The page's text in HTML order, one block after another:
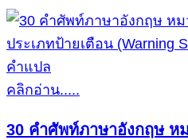
คลิกอ่าน.....
30 คำศัพท์ภาษาอังกฤษ ห